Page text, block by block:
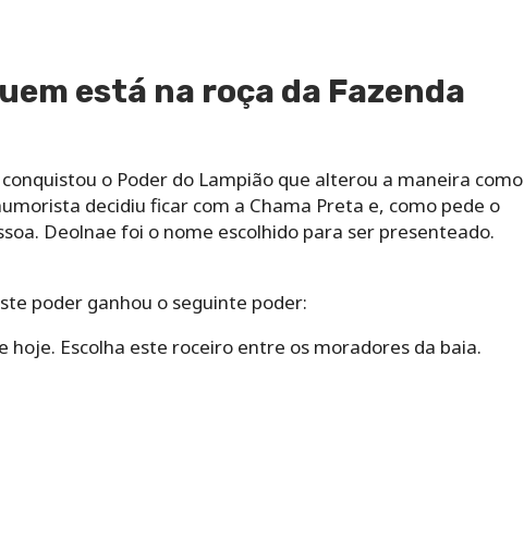
está na roça da Fazenda
o Poder do Lampião que alterou a maneira como
decidiu ficar com a Chama Preta e, como pede o
Deolnae foi o nome escolhido para ser presenteado.
poder ganhou o seguinte poder:
hoje. Escolha este roceiro entre os moradores da baia.